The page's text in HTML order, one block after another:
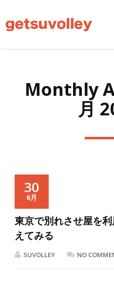
Monthly
月
30
6月
東京で別れさせ屋を
えてみる
SUVOLLEY NO